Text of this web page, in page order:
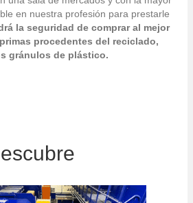
en nuestra profesión para prestarle
la seguridad de comprar al mejor
procedentes del reciclado,
gránulos de plástico.